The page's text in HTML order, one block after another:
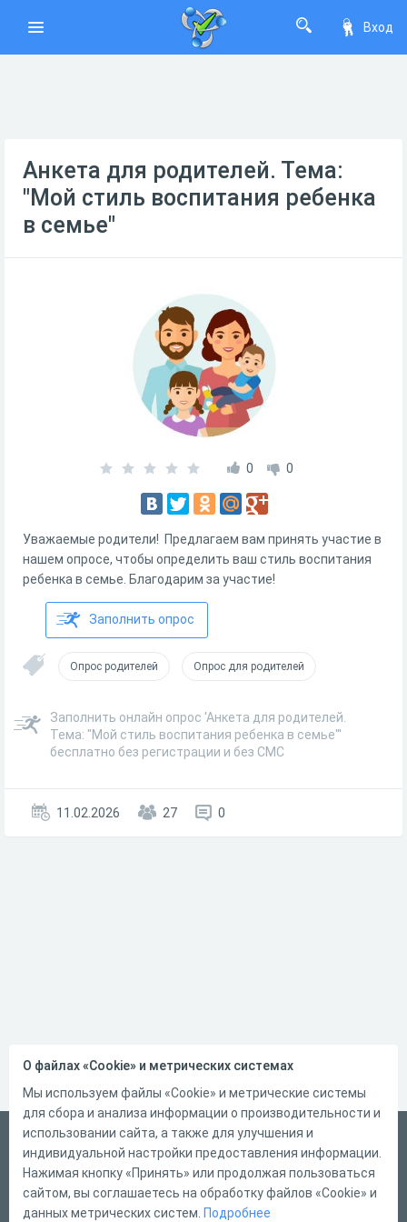
Вход
Анкета для родителей. Тема:
"Мой стиль воспитания ребенка
в семье"
0 0
Уважаемые родители! Предлагаем вам принять участие в
нашем опросе, чтобы определить ваш стиль воспитания
ребенка в семье. Благодарим за участие!
Заполнить опрос
Опрос родителей Опрос для родителей
Заполнить онлайн опрос 'Анкета для родителей.
Тема: "Мой стиль воспитания ребенка в семье"'
бесплатно без регистрации и без СМС
11.02.2026 27 0
Русский
Справка
Форма обратной связи
О файлах «Cookie» и метрических системах
Мы используем файлы «Cookie» и метрические системы
для сбора и анализа информации о производительности и
использовании сайта, а также для улучшения и
индивидуальной настройки предоставления информации.
Нажимая кнопку «Принять» или продолжая пользоваться
сайтом, вы соглашаетесь на обработку файлов «Cookie» и
данных метрических систем. Подробнее